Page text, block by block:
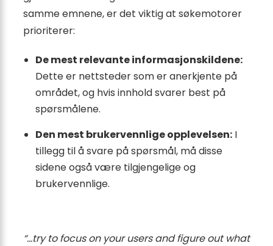
samme emnene, er det viktig at søkemotorer
prioriterer:
De mest relevante informasjonskildene:
Dette er nettsteder som er anerkjente på
området, og hvis innhold svarer best på
spørsmålene.
Den mest brukervennlige opplevelsen: I
tillegg til å svare på spørsmål, må disse
sidene også være tilgjengelige og
brukervennlige.
“…try to focus on your users and figure out what